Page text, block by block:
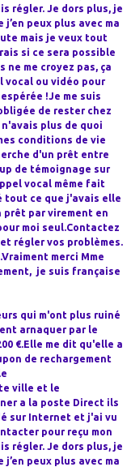
régler. Je dors plus, je
peux plus avec ma
mais je veux tout
si ce sera possible
ne me croyez pas, ça
vocal ou vidéo pour
!Je me suis
de rester chez
plus de quoi
conditions de vie
d'un prêt entre
de témoignage sur
vocal même fait
tout ce que j'avais elle
prêt par virement en
moi seul.Contactez
régler vos problèmes.
merci Mme
je suis française
qui m'ont plus ruiné
arnaquer par le
€.Elle me dit qu'elle a
de rechargement
ville et le
a la poste Direct ils
sur Internet et j'ai vu
pour reçu mon
régler. Je dors plus, je
peux plus avec ma